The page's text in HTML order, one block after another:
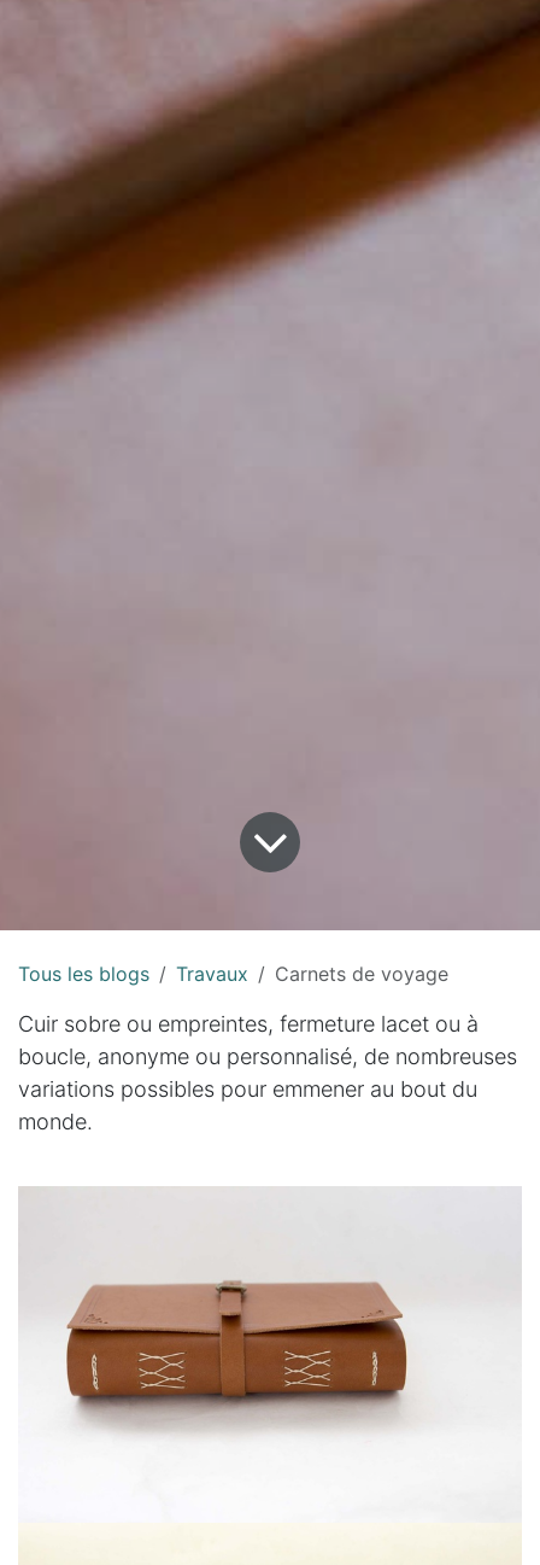
Tous les blogs Travaux Carnets de voyage
Cuir sobre ou empreintes, fermeture lacet ou à
boucle, anonyme ou personnalisé, de nombreuses
variations possibles pour emmener au bout du
monde.